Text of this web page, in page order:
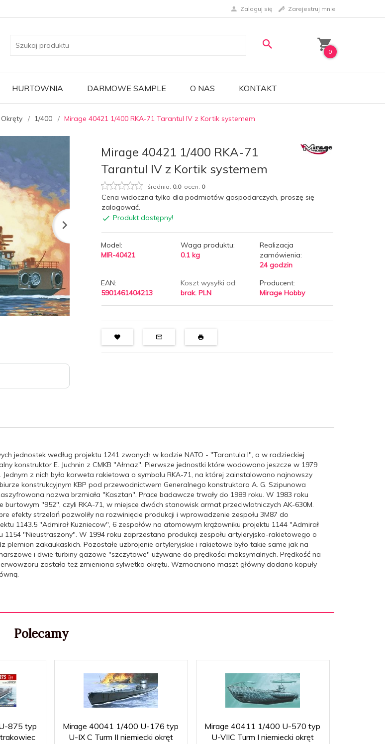
Zaloguj się Zarejestruj mnie
0
HURTOWNIA DARMOWE SAMPLE O NAS KONTAKT
Okręty 1/400 Mirage 40421 1/400 RKA-71 Tarantul IV z Kortik systemem
Mirage 40421 1/400 RKA-71
Tarantul IV z Kortik systemem
średnia: 0.0ocen: 0
Cena widoczna tylko dla podmiotów gospodarczych, proszę się
zalogować.
Produkt dostępny!
Model:
MIR-40421
Waga produktu:
0.1 kg
Realizacja
zamówienia:
24 godzin
EAN:
5901461404213
Koszt wysyłki od:
brak. PLN
Producent:
Mirage Hobby
jednostek według projektu 1241 zwanych w kodzie NATO - "Tarantula I", a w radzieckiej
konstruktor E. Juchnin z CMKB "Ałmaz". Pierwsze jednostki które wodowano jeszcze w 1979
z nich była korweta rakietowa o symbolu RKA-71, na której zainstalowano najnowszy
konstrukcyjnym KBP pod przewodnictwem Generalnego konstruktora A. G. Szipunowa
nazwa brzmiała "Kasztan". Prace badawcze trwały do 1989 roku. W 1983 roku
"952", czyli RKA-71, w miejsce dwóch stanowisk armat przeciwlotniczych AK-630M.
efekty strzelań pozwoliły na rozwinięcie produkcji i wprowadzenie zespołu 3M87 do
1143.5 "Admirał Kuzniecow", 6 zespołów na atomowym krążowniku projektu 1144 "Admirał
"Nieustraszony". W 1994 roku zaprzestano produkcji zespołu artyleryjsko-rakietowego o
zakaukaskich. Pozostałe uzbrojenie artyleryjskie i rakietowe było takie same jak na
i dwie turbiny gazowe "szczytowe" używane do prędkości maksymalnych. Prędkość na
została też zmieniona sylwetka okrętu. Wzmocniono maszt główny dodano kopuły
Polecamy
875 typ
Mirage 40041 1/400 U-176 typ
U-IX C Turm II niemiecki okręt
Mirage 40411 1/400 U-570 typ
U-VIIC Turm I niemiecki okręt